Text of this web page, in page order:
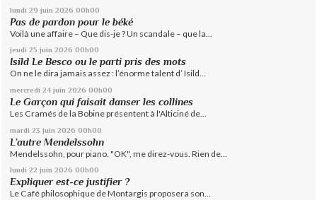
lundi 29 juin 2026 00h00
Pas de pardon pour le béké
Voilà une affaire – Que dis-je ? Un scandale – que la...
jeudi 25 juin 2026 00h00
Isild Le Besco ou le parti pris des mots
On ne le dira jamais assez : l’énorme talent d’ Isild...
mercredi 24 juin 2026 00h00
Le Garçon qui faisait danser les collines
Les Cramés de la Bobine présentent à l'Alticiné de...
mardi 23 juin 2026 00h00
L’autre Mendelssohn
Mendelssohn, pour piano. "OK", me direz-vous. Rien de...
lundi 22 juin 2026 00h00
Expliquer est-ce justifier ?
Le Café philosophique de Montargis proposera son...